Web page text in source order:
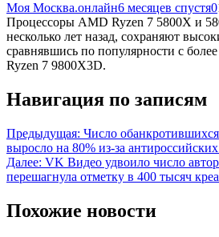
Моя Москва.онлайн6 месяцев спустя0
Процессоры AMD Ryzen 7 5800X и
несколько лет назад, сохраняют
сравнявшись по популярности с
Ryzen 7 9800X3D.
Навигация по записям
Предыдущая: Число
выросло на 80% из-за
Далее: VK Видео удвоило число
перешагнула отметку в 400 тысяч
Похожие новости